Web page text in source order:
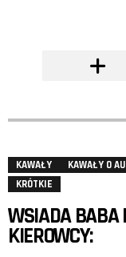
KAWAŁY KAWAŁY O
KRÓTKIE
WSIADA BABA
KIEROWCY: